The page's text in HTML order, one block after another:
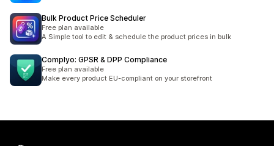
Bulk Product Price Scheduler
Free plan available
A Simple tool to edit & schedule the product prices in bulk
Complyo: GPSR & DPP Compliance
Free plan available
Make every product EU-compliant on your storefront